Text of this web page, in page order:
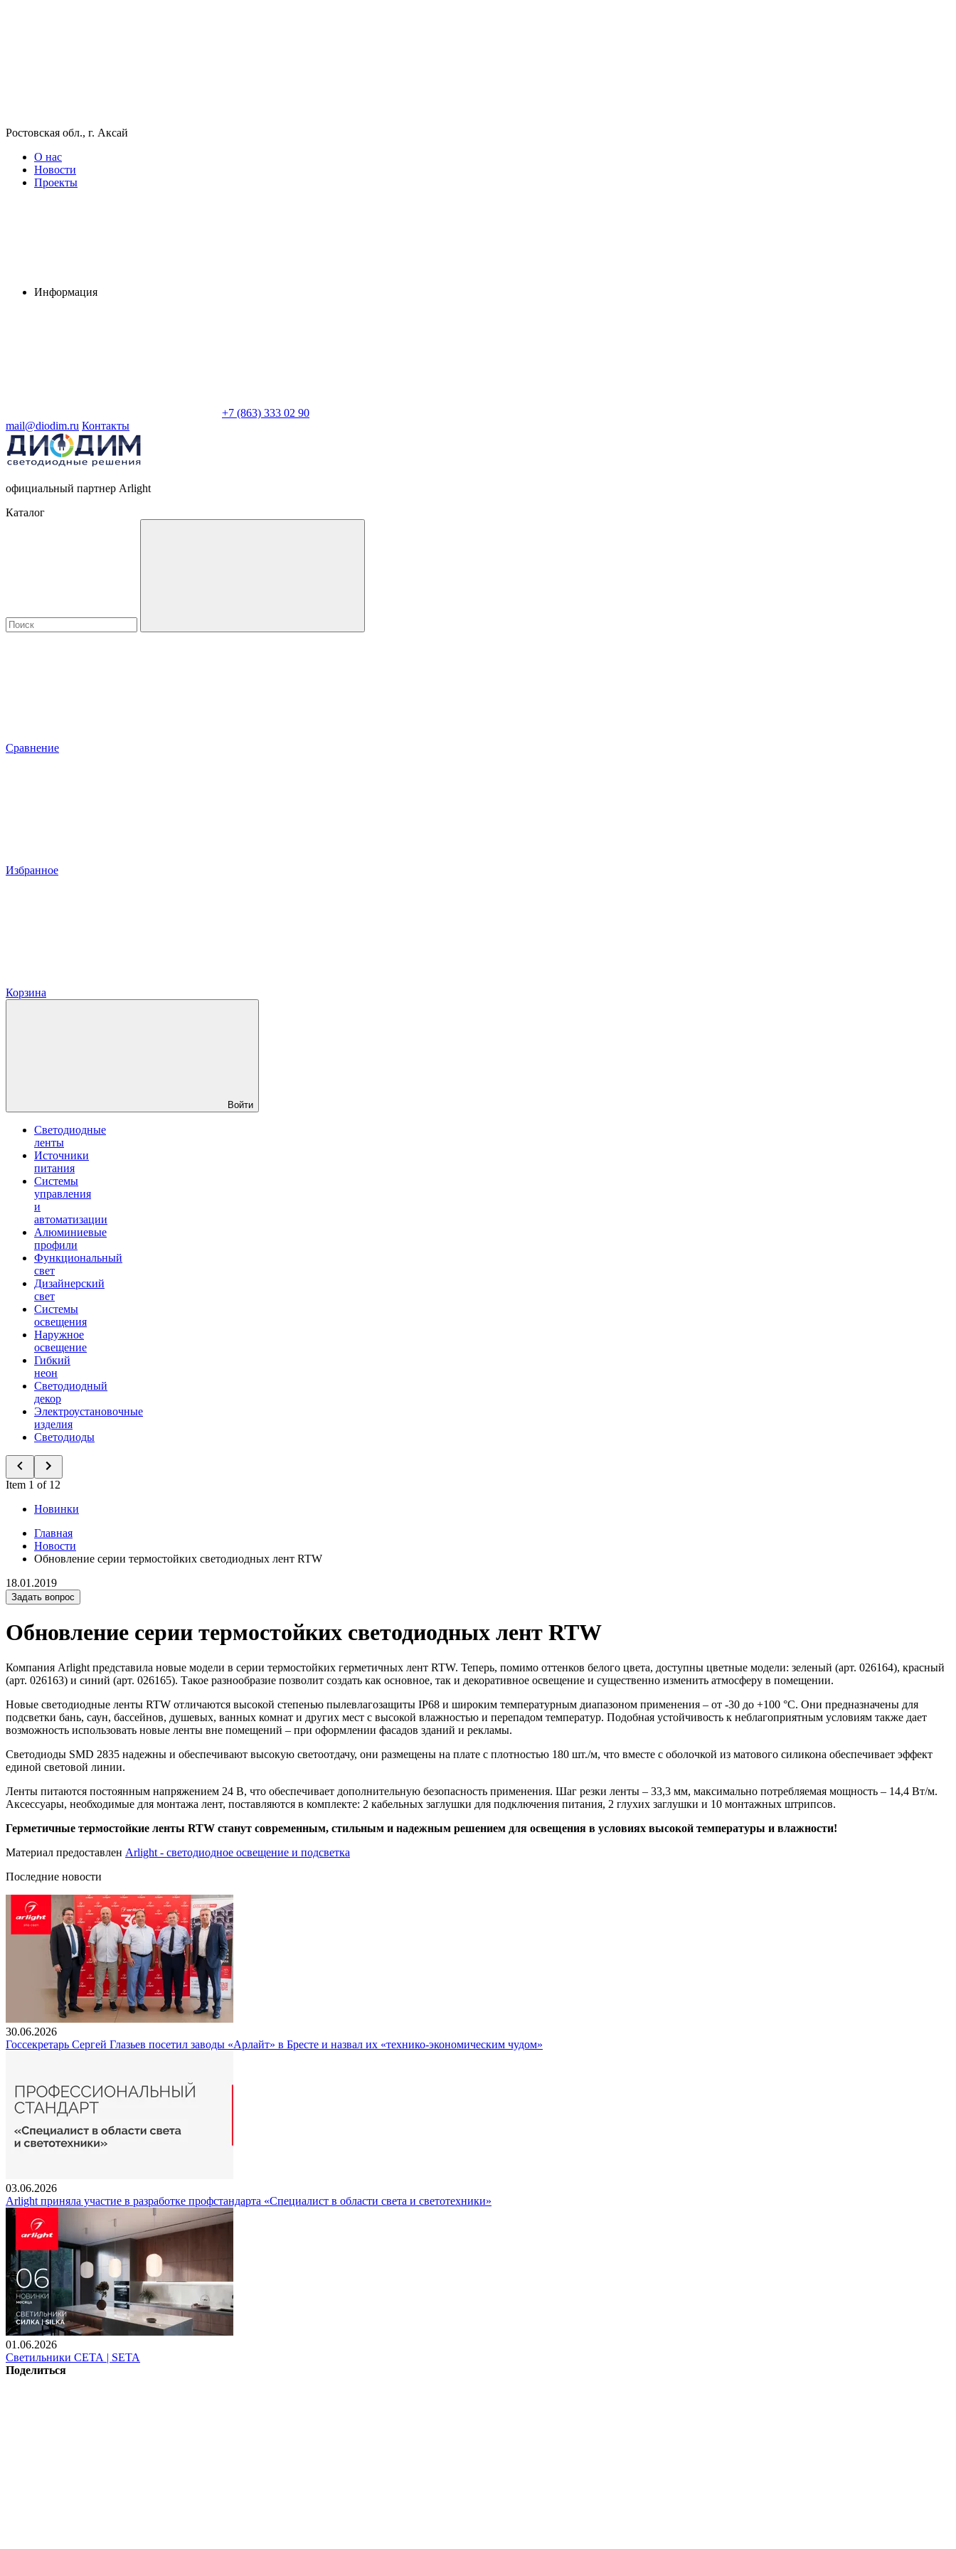
Ростовская обл., г. Аксай
О нас
Новости
Проекты
Информация
+7 (863) 333 02 90
mail@diodim.ru Контакты
официальный партнер Arlight
Каталог
Сравнение
Избранное
Корзина
Войти
Светодиодные
ленты
Источники
питания
Системы
управления
и
автоматизации
Алюминиевые
профили
Функциональный
свет
Дизайнерский
свет
Системы
освещения
Наружное
освещение
Гибкий
неон
Светодиодный
декор
Электроустановочные
изделия
Светодиоды
Item 1 of 12
Новинки
Главная
Новости
Обновление серии термостойких светодиодных лент RTW
18.01.2019
Задать вопрос
Обновление серии термостойких светодиодных лент RTW
Компания Arlight представила новые модели в серии термостойких герметичных лент RTW. Теперь, помимо оттенков белого цвета, доступны цветные модели: зеленый (арт. 026164), красный
(арт. 026163) и синий (арт. 026165). Такое разнообразие позволит создать как основное, так и декоративное освещение и существенно изменить атмосферу в помещении.
Новые светодиодные ленты RTW отличаются высокой степенью пылевлагозащиты IP68 и широким температурным диапазоном применения – от -30 до +100 °C. Они предназначены для
подсветки бань, саун, бассейнов, душевых, ванных комнат и других мест с высокой влажностью и перепадом температур. Подобная устойчивость к неблагоприятным условиям также дает
возможность использовать новые ленты вне помещений – при оформлении фасадов зданий и рекламы.
Светодиоды SMD 2835 надежны и обеспечивают высокую светоотдачу, они размещены на плате с плотностью 180 шт./м, что вместе с оболочкой из матового силикона обеспечивает эффект
единой световой линии.
Ленты питаются постоянным напряжением 24 В, что обеспечивает дополнительную безопасность применения. Шаг резки ленты – 33,3 мм, максимально потребляемая мощность – 14,4 Вт/м.
Аксессуары, необходимые для монтажа лент, поставляются в комплекте: 2 кабельных заглушки для подключения питания, 2 глухих заглушки и 10 монтажных штрипсов.
Герметичные термостойкие ленты RTW станут современным, стильным и надежным решением для освещения в условиях высокой температуры и влажности!
Материал предоставлен Arlight - светодиодное освещение и подсветка
Последние новости
30.06.2026
Госсекретарь Сергей Глазьев посетил заводы «Арлайт» в Бресте и назвал их «технико-экономическим чудом»
03.06.2026
Arlight приняла участие в разработке профстандарта «Специалист в области света и светотехники»
01.06.2026
Светильники СЕТА | SETA
Поделиться